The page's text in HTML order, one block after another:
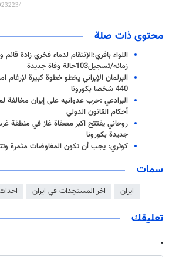
محتوى ذات صلة
اللواء باقري:الإنتقام لدماء فخري زادة
زمانه/تسجيل103حالة وفاة جديدة
البرلمان الإیراني يخطو خطوة كبيرة لإرغام
440 شخصا بكورونا
البرادعي :حرب عدوانيه على إيران مخالفة
أحكام القانون الدولي
جدیدة بکورونا
كوثري: يجب أن تكون المفاوضات مثمرة
سمات
ايران اخر المستجدات في ايران
تعليقك